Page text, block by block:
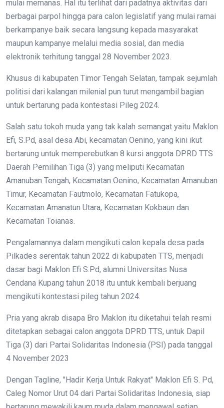
mulai memanas. Hal itu terlihat dari padatnya aktivitas dari
berbagai parpol hingga para calon legislatif yang mulai ramai
berkampanye baik secara langsung kepada masyarakat
maupun kampanye melalui media sosial, dan media
elektronik terhitung tanggal 28 November 2023.
Khusus di kabupaten Timor Tengah Selatan, tampak sejumlah
politisi dari kalangan milenial pun turut mengambil bagian
untuk bertarung pada kontestasi Pileg 2024.
Salah satu tokoh muda yang tak kalah semangat yaitu Maklon
Efi, S.Pd, asal desa Abi, kecamatan Oenino, yang kini ikut
bertarung untuk memperebutkan 8 kursi anggota DPRD TTS
Daerah Pemilihan Tiga (3) yang meliputi Kecamatan
Amanuban Tengah, Kecamatan Oenino, Kecamatan Amanuban
Timur, Kecamatan Fautmolo, Kecamatan Fatukopa,
Kecamatan Amanatun Utara, Kecamatan Kokbaun dan
Kecamatan Toianas.
Pengalamannya dalam mengikuti calon kepala desa pada
Pilkades serentak tahun 2022 di kabupaten TTS, menjadi
dasar bagi Maklon Efi S.Pd, alumni Universitas Nusa
Cendana Kupang tahun 2018 itu untuk kembali berjuang
mengikuti kontestasi pileg tahun 2024.
Pria yang akrab disapa Bro Maklon itu diketahui telah resmi
ditetapkan sebagai calon anggota DPRD TTS, untuk Dapil
Tiga (3) dari Partai Solidaritas Indonesia (PSI) pada tanggal
4 November 2023
Dengan Tagline, "Hadir Kerja Untuk Rakyat" Maklon Efi S. Pd,
Caleg Nomor Urut 04 dari Partai Solidaritas Indonesia, siap